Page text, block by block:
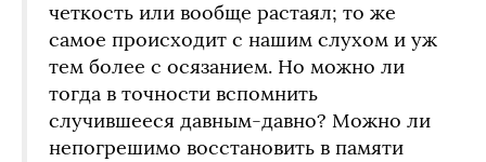
четкость или вообще растаял; то же
самое происходит с нашим слухом и уж
тем более с осязанием. Но можно ли
тогда в точности вспомнить
случившееся давным-давно? Можно ли
непогрешимо восстановить в памяти